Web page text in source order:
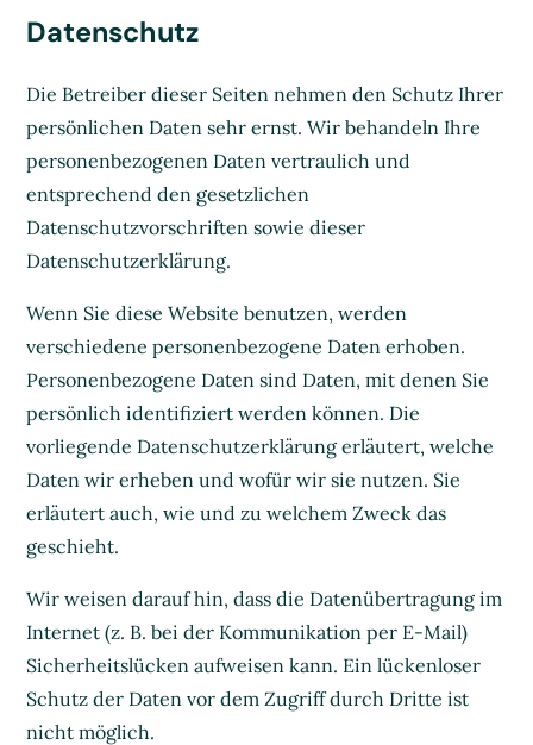
Datenschutz
Die Betreiber dieser Seiten nehmen den Schutz Ihrer
persönlichen Daten sehr ernst. Wir behandeln Ihre
personenbezogenen Daten vertraulich und
entsprechend den gesetzlichen
Datenschutzvorschriften sowie dieser
Datenschutzerklärung.
Wenn Sie diese Website benutzen, werden
verschiedene personenbezogene Daten erhoben.
Personenbezogene Daten sind Daten, mit denen Sie
persönlich identifiziert werden können. Die
vorliegende Datenschutzerklärung erläutert, welche
Daten wir erheben und wofür wir sie nutzen. Sie
erläutert auch, wie und zu welchem Zweck das
geschieht.
Wir weisen darauf hin, dass die Datenübertragung im
Internet (z. B. bei der Kommunikation per E-Mail)
Sicherheitslücken aufweisen kann. Ein lückenloser
Schutz der Daten vor dem Zugriff durch Dritte ist
nicht möglich.